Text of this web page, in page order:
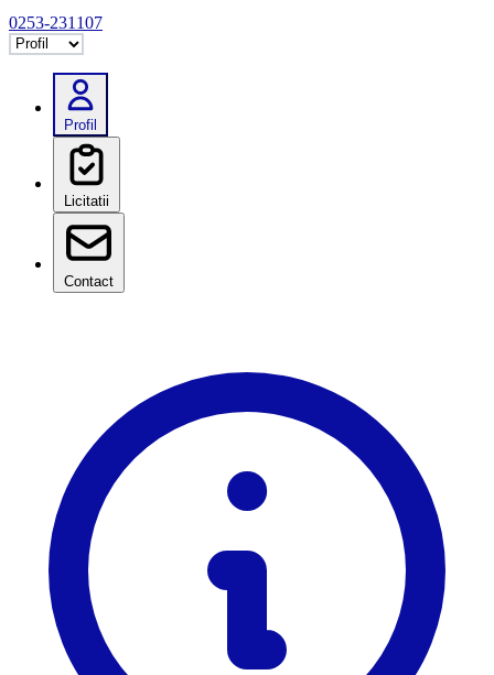
0253-231107
Selectează tab
Profil
Licitatii
Contact